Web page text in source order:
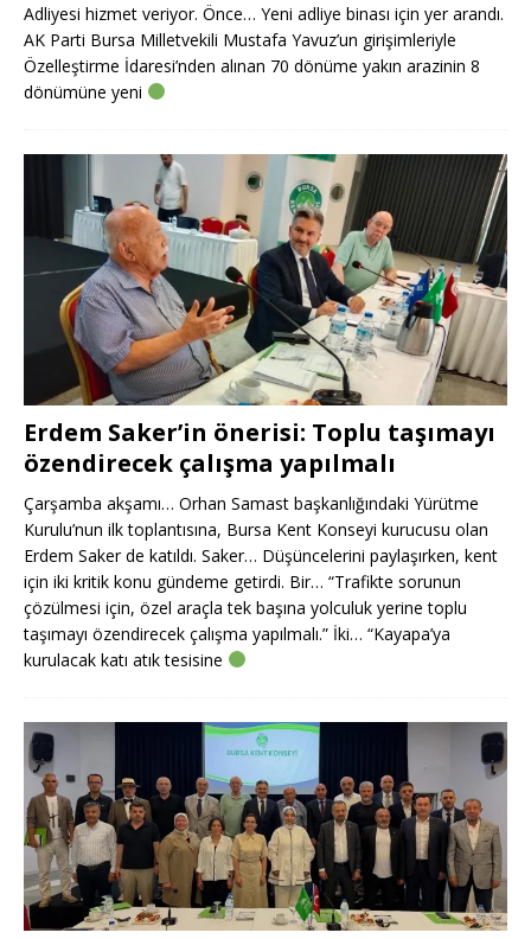
Adliyesi hizmet veriyor. Önce… Yeni adliye binası için yer arandı.
AK Parti Bursa Milletvekili Mustafa Yavuz’un girişimleriyle
Özelleştirme İdaresi’nden alınan 70 dönüme yakın arazinin 8
dönümüne yeni
Erdem Saker’in önerisi: Toplu taşımayı
özendirecek çalışma yapılmalı
Çarşamba akşamı… Orhan Samast başkanlığındaki Yürütme
Kurulu’nun ilk toplantısına, Bursa Kent Konseyi kurucusu olan
Erdem Saker de katıldı. Saker… Düşüncelerini paylaşırken, kent
için iki kritik konu gündeme getirdi. Bir… “Trafikte sorunun
çözülmesi için, özel araçla tek başına yolculuk yerine toplu
taşımayı özendirecek çalışma yapılmalı.” İki… “Kayapa’ya
kurulacak katı atık tesisine